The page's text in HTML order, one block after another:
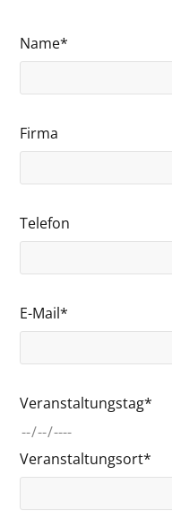
Name*
Firma
Telefon
E-Mail*
Veranstaltungstag*
Veranstaltungsort*